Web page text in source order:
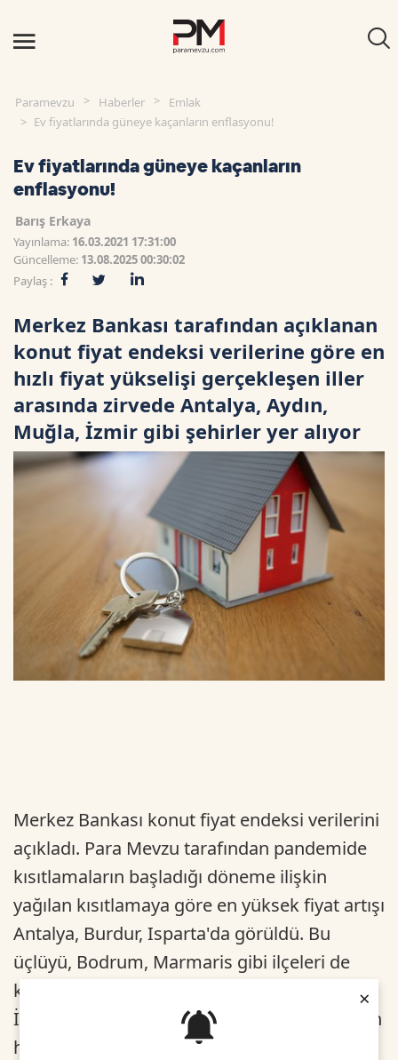
×
Paramevzu Haberler
Emlak
Ev fiyatlarında güneye kaçanların enflasyonu!
Ev fiyatlarında güneye kaçanların
enflasyonu!
Barış Erkaya
Yayınlama: 16.03.2021 17:31:00
Güncelleme: 13.08.2025 00:30:02
Paylaş :
Merkez Bankası tarafından açıklanan
konut fiyat endeksi verilerine göre en
hızlı fiyat yükselişi gerçekleşen iller
arasında zirvede Antalya, Aydın,
Muğla, İzmir gibi şehirler yer alıyor
Merkez Bankası konut fiyat endeksi verilerini
açıkladı. Para Mevzu tarafından pandemide
kısıtlamaların başladığı döneme ilişkin
yağılan kısıtlamaya göre en yüksek fiyat artışı
Antalya, Burdur, Isparta'da görüldü. Bu
üçlüyü, Bodrum, Marmaris gibi ilçeleri de
kapsayan Aydın, Denizli, Muğla izledi.
İzmir de bu arada yaşanan ve 116 vatandaşın
hayatını kaybetmesine neden olan depreme